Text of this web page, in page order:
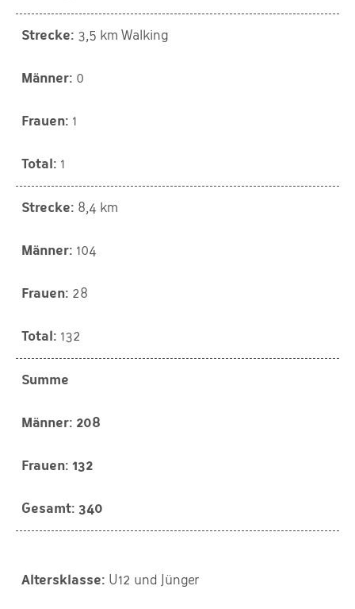
3,5 km Walking
0
1
1
8,4 km
104
28
132
Summe
208
132
340
U12 und Jünger